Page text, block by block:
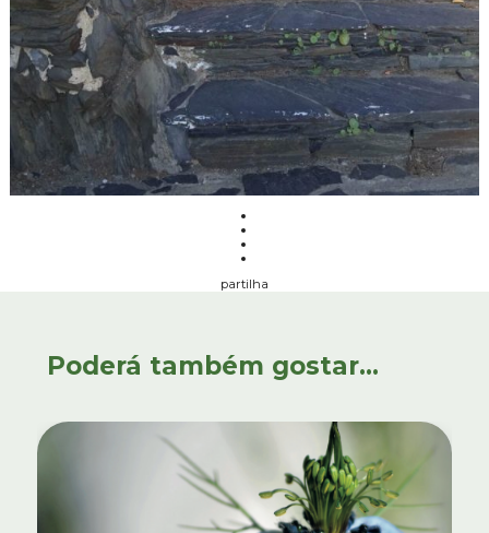
partilha
Poderá também gostar...